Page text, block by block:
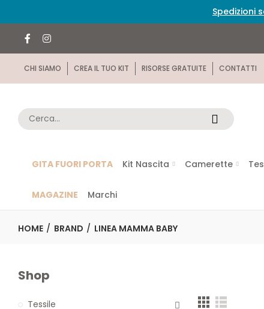
Spedizioni
CHI SIAMO CREA IL TUO KIT RISORSE GRATUITE CONTATTI
GITA FUORI PORTA Kit Nascita Camerette
MAGAZINE Marchi
HOME BRAND LINEA MAMMA BABY
Shop
Tessile